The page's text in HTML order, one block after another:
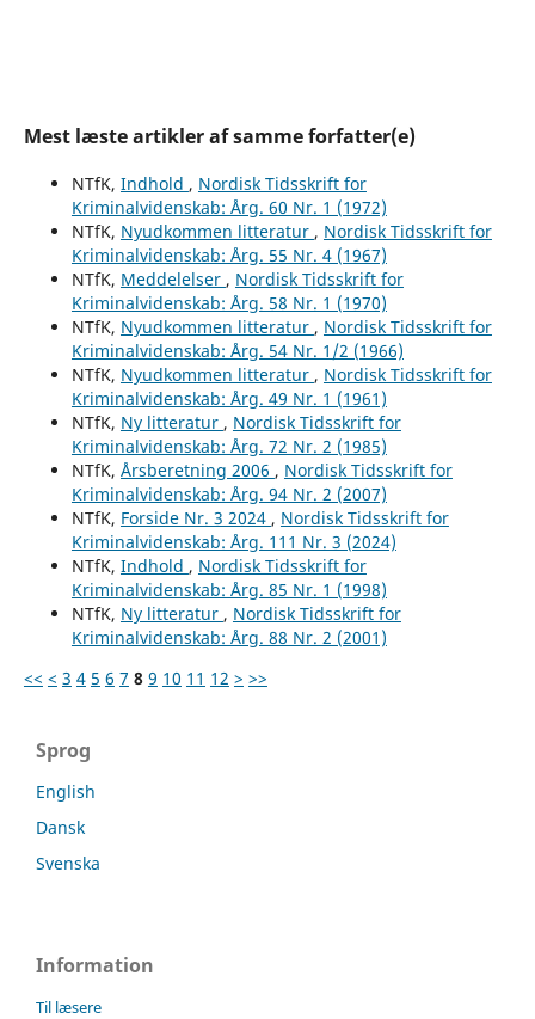
Mest læste artikler af samme forfatter(e)
NTfK, Indhold , Nordisk Tidsskrift for
Kriminalvidenskab: Årg. 60 Nr. 1 (1972)
NTfK, Nyudkommen litteratur , Nordisk Tidsskrift for
Kriminalvidenskab: Årg. 55 Nr. 4 (1967)
NTfK, Meddelelser , Nordisk Tidsskrift for
Kriminalvidenskab: Årg. 58 Nr. 1 (1970)
NTfK, Nyudkommen litteratur , Nordisk Tidsskrift for
Kriminalvidenskab: Årg. 54 Nr. 1/2 (1966)
NTfK, Nyudkommen litteratur , Nordisk Tidsskrift for
Kriminalvidenskab: Årg. 49 Nr. 1 (1961)
NTfK, Ny litteratur , Nordisk Tidsskrift for
Kriminalvidenskab: Årg. 72 Nr. 2 (1985)
NTfK, Årsberetning 2006 , Nordisk Tidsskrift for
Kriminalvidenskab: Årg. 94 Nr. 2 (2007)
NTfK, Forside Nr. 3 2024 , Nordisk Tidsskrift for
Kriminalvidenskab: Årg. 111 Nr. 3 (2024)
NTfK, Indhold , Nordisk Tidsskrift for
Kriminalvidenskab: Årg. 85 Nr. 1 (1998)
NTfK, Ny litteratur , Nordisk Tidsskrift for
Kriminalvidenskab: Årg. 88 Nr. 2 (2001)
<< < 3 4 5 6 7 8 9 10 11 12 > >>
Sprog
English
Dansk
Svenska
Information
Til læsere